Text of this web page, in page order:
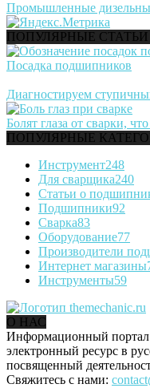
Промышленные
ПОПУЛЯРНЫЕ СТАТЬИ
Посадка подшипников
Диагностируем
Болят глаза от сварки,
ПОПУЛЯРНЫЕ
Инструмент248
Для сварщика240
Статьи о
Подшипники92
Сварка83
Оборудование77
Производители
Интернет магазины
Инструменты59
О НАС
Информационный
электронный ресурс в
посвященный
Свяжитесь с нами: